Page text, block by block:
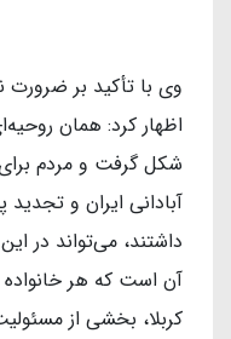
وی با تأکید بر ضرورت
اظهار کرد: همان
شکل گرفت و مردم
آبادانی ایران و
داشتند، می‌تواند در
آن است که هر خانواده
کربلا، بخشی از